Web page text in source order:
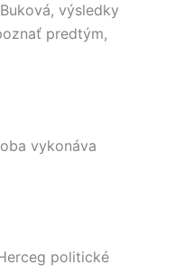
Buková, výsledky
predtým,
vykonáva
politické